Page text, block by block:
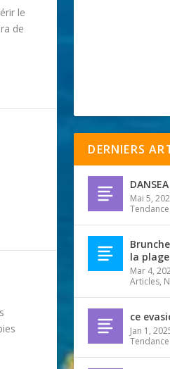
le
de
DERNIERS
DANSEA
Mai 5,
Tendance
la
Mar 4,
Articles,
ce
Jan 1,
Tendance